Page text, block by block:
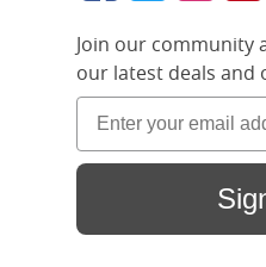
Join our community
our latest deals and